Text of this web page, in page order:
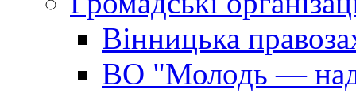
Вінницька
ВО "Молодь —